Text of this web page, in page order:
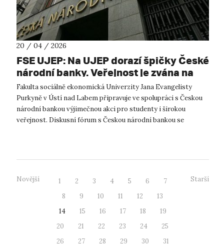
20 / 04 / 2026
FSE UJEP: Na UJEP dorazí špičky České
národní banky. Veřejnost je zvána na
diskusní fórum
Fakulta sociálně ekonomická Univerzity Jana Evangelisty
Purkyně v Ústí nad Labem připravuje ve spolupráci s Českou
národní bankou výjimečnou akci pro studenty i širokou
veřejnost. Diskusní fórum s Českou národní bankou se
Novější 1 2 3 4 5 6
7
8
9 10 11 12
13
14
15 16 17 18
19
20
21 22 23 24
25
26
27 28 29 30
31
Starší